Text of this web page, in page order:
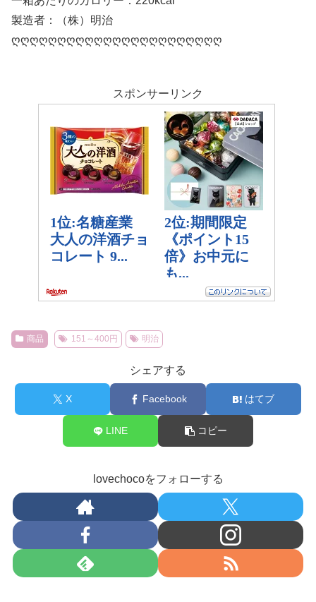
製造者：（株）明治
ღღღღღღღღღღღღღღღღღღღღღღღ
スポンサーリンク
商品 151～400円 明治
シェアする
X Facebook はてブ
LINE コピー
lovechocoをフォローする